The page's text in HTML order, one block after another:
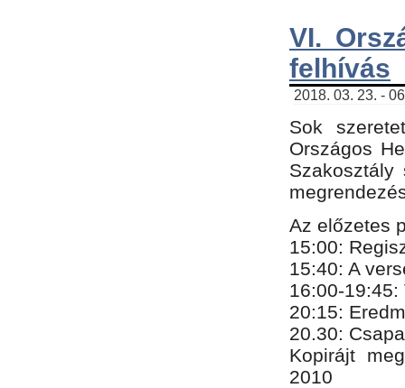
VI.
felhívás
2018. 03. 23. -
Sok
Országos
Az előzetes
15:00:
15:40: A
16:00-19:45:
20:​15​:
​20.30:
Kopirájt
2010